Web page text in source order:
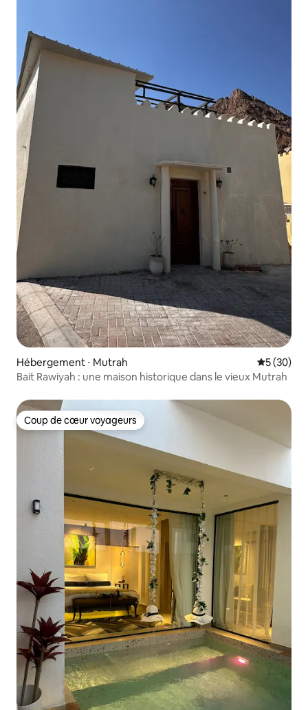
Hébergement ⋅ Mutrah
5 (30)
Bait Rawiyah : une maison historique dans le vieux Mutrah
Coup de cœur voyageurs
Coup de cœur voyageurs